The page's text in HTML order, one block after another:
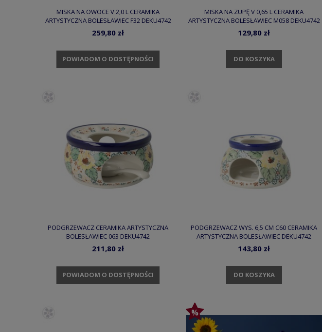
MISKA NA OWOCE V 2,0 L CERAMIKA
ARTYSTYCZNA BOLESŁAWIEC F32 DEKU4742
259,80 zł
POWIADOM O DOSTĘPNOŚCI
MISKA NA ZUPĘ V 0,65 L CERAMIKA
ARTYSTYCZNA BOLESŁAWIEC M058 DEKU4742
129,80 zł
DO KOSZYKA
PODGRZEWACZ CERAMIKA ARTYSTYCZNA
BOLESŁAWIEC 063 DEKU4742
211,80 zł
POWIADOM O DOSTĘPNOŚCI
PODGRZEWACZ WYS. 6,5 CM C60 CERAMIKA
ARTYSTYCZNA BOLESŁAWIEC DEKU4742
143,80 zł
DO KOSZYKA